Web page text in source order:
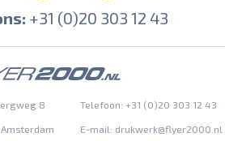
+31 (0)20 303 12 43
8 Telefoon: +31 (0)20 303 12 43
Amsterdam E-mail: drukwerk@flyer2000.nl